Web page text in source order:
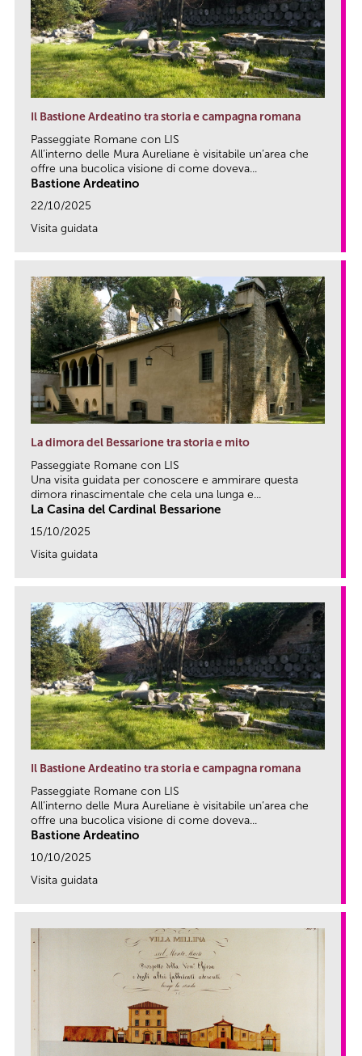
Il Bastione Ardeatino tra storia e campagna romana
Passeggiate Romane con LIS
All’interno delle Mura Aureliane è visitabile un’area che
offre una bucolica visione di come doveva...
Bastione Ardeatino
22/10/2025
Visita guidata
La dimora del Bessarione tra storia e mito
Passeggiate Romane con LIS
Una visita guidata per conoscere e ammirare questa
dimora rinascimentale che cela una lunga e...
La Casina del Cardinal Bessarione
15/10/2025
Visita guidata
Il Bastione Ardeatino tra storia e campagna romana
Passeggiate Romane con LIS
All’interno delle Mura Aureliane è visitabile un’area che
offre una bucolica visione di come doveva...
Bastione Ardeatino
10/10/2025
Visita guidata